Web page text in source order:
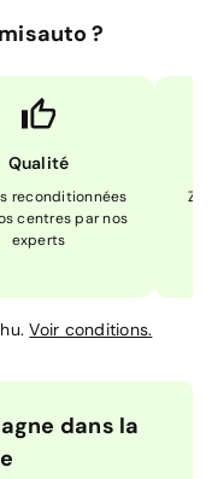
?
Qualité
reconditionnées
centres par nos
experts
Voir conditions.
dans la